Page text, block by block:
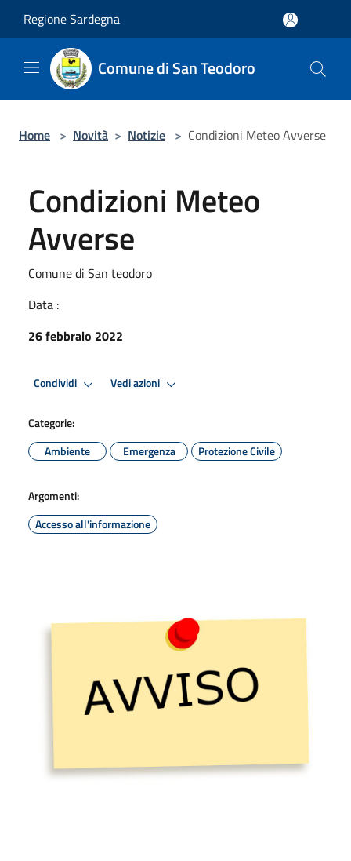
Regione Sardegna
Comune di San Teodoro
Home > Novità > Notizie > Condizioni Meteo Avverse
Condizioni Meteo
Avverse
Comune di San teodoro
Data :
26 febbraio 2022
Condividi Vedi azioni
Categorie:
Ambiente
Emergenza Protezione Civile
Argomenti:
Accesso all'informazione